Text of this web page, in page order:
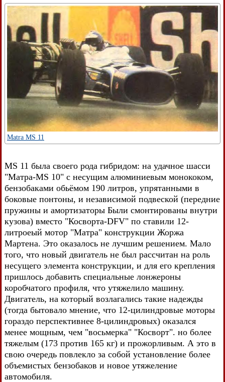
Matra MS 11
MS 11 была своего рода гибридом: на удачное шасси
"Матра-MS 10" с несущим алюминиевым монококом,
бензобаками обьёмом 190 литров, упрятанными в
боковые понтоны, и независимой подвеской (передние
пружины и амортизаторы Были смонтированы внутри
кузова) вместо "Косворта-DFV" по ставили 12-
литроеый мотор "Матра" конструкции Жоржа
Мартена. Это оказалось не лучшим решением. Мало
того, что новый двигатель не был рассчитан на роль
несущего элемента конструкции, и для его крепления
пришлось добавить специальные лонжероны
коробчатого профиля, что утяжелило машину.
Двигатель, на который возлагались такие надежды
(тогда бытовало мнение, что 12-цилиндровые моторы
гораздо перспективнее 8-цилиндровых) оказался
менее мощным, чем "восьмерка" "Косворт". но более
тяжелым (173 против 165 кг) и прожорливым. А это в
свою очередь повлекло за собой установление более
объемистых бензобаков и новое утяжеление
автомобиля.